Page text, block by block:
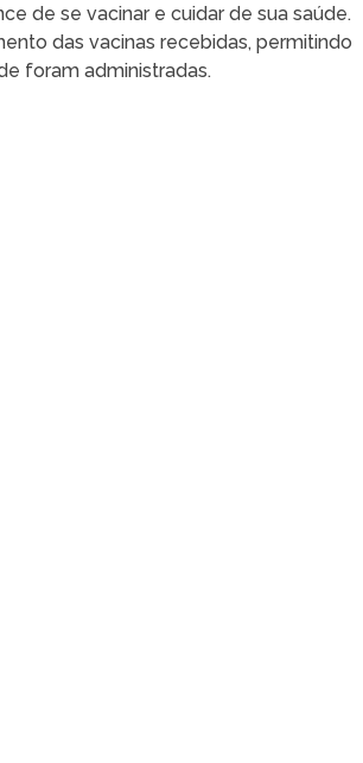
de se vacinar e cuidar de sua saúde.
das vacinas recebidas, permitindo
foram administradas.